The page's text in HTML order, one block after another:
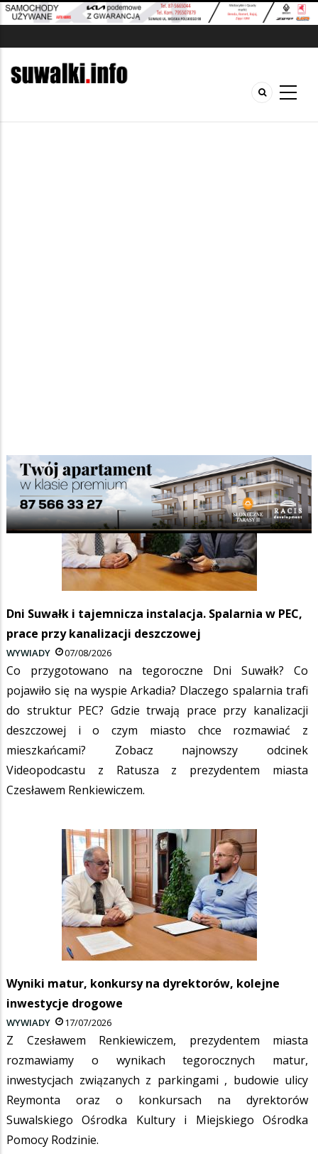
Dni Suwałk i tajemnicza instalacja. Spalarnia w PEC,
prace przy kanalizacji deszczowej
WYWIADY 07/08/2026
Co przygotowano na tegoroczne Dni Suwałk? Co
pojawiło się na wyspie Arkadia? Dlaczego spalarnia trafi
do struktur PEC? Gdzie trwają prace przy kanalizacji
deszczowej i o czym miasto chce rozmawiać z
mieszkańcami? Zobacz najnowszy odcinek
Videopodcastu z Ratusza z prezydentem miasta
Czesławem Renkiewiczem.
Wyniki matur, konkursy na dyrektorów, kolejne
inwestycje drogowe
WYWIADY 17/07/2026
Z Czesławem Renkiewiczem, prezydentem miasta
rozmawiamy o wynikach tegorocznych matur,
inwestycjach związanych z parkingami , budowie ulicy
Reymonta oraz o konkursach na dyrektorów
Suwalskiego Ośrodka Kultury i Miejskiego Ośrodka
Pomocy Rodzinie.